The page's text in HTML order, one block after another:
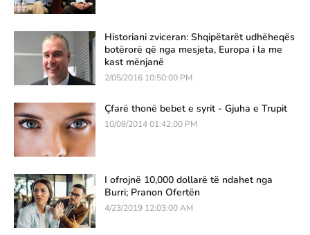
Historiani zviceran: Shqipëtarët udhëheqës
botërorë që nga mesjeta, Europa i la me
kast mënjanë
2/05/2016 10:50:00 PM
Çfarë thonë bebet e syrit - Gjuha e Trupit
10/09/2014 01:42:00 PM
I ofrojnë 10,000 dollarë të ndahet nga
Burri; Pranon Ofertën
4/23/2019 12:03:00 AM